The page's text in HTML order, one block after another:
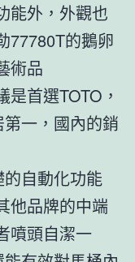
能外，外觀也
77780T的鵝卵
術品
首選TOTO，
一，國內的銷
自動化功能
他品牌的中端
噴頭自潔一